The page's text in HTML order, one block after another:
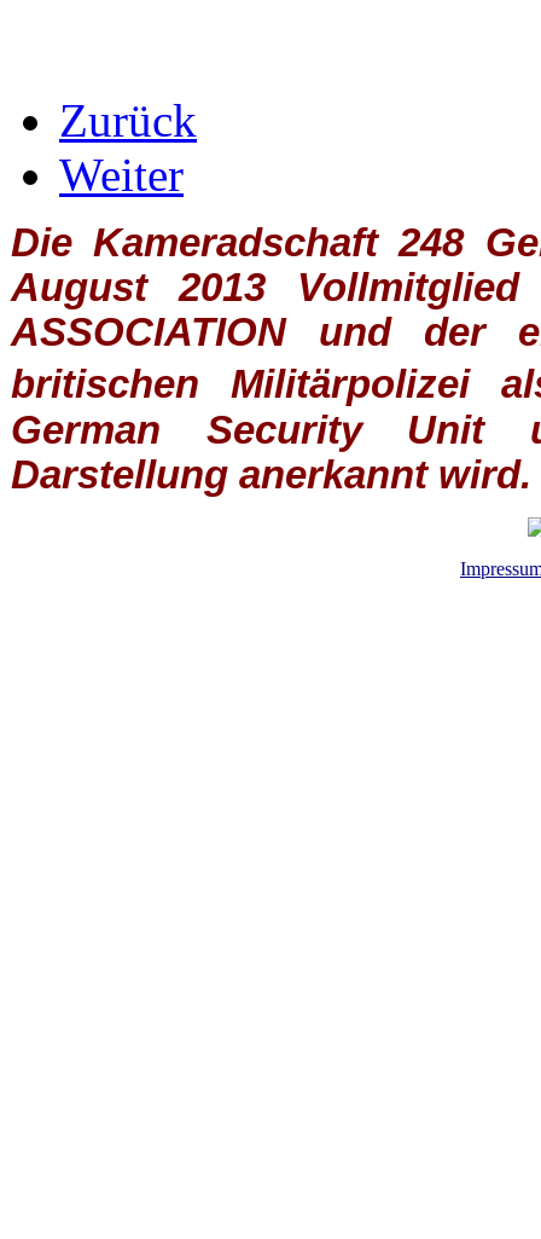
Zurück
Weiter
Die Kameradschaft 248
August 2013
ASSOCIATIONund der
britischen
Militärpolizei
German Security Unit
Darstellung anerkannt wird.